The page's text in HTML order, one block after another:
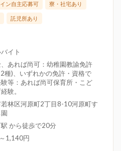
ン自主応募可 寮・社宅あり
託児所あり
イト
あれば尚可：幼稚園教諭免許
種)、いずれかの免許・資格で
等：あれば尚可保育所・こど
験。
林区河原町2丁目8-10河原町す
から徒歩で20分
1,140円